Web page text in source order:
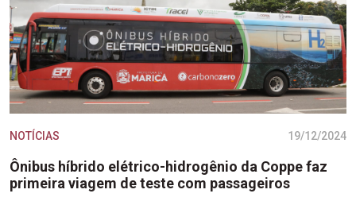
NOTÍCIAS 19/12/2024
Ônibus híbrido elétrico-hidrogênio da Coppe faz
primeira viagem de teste com passageiros